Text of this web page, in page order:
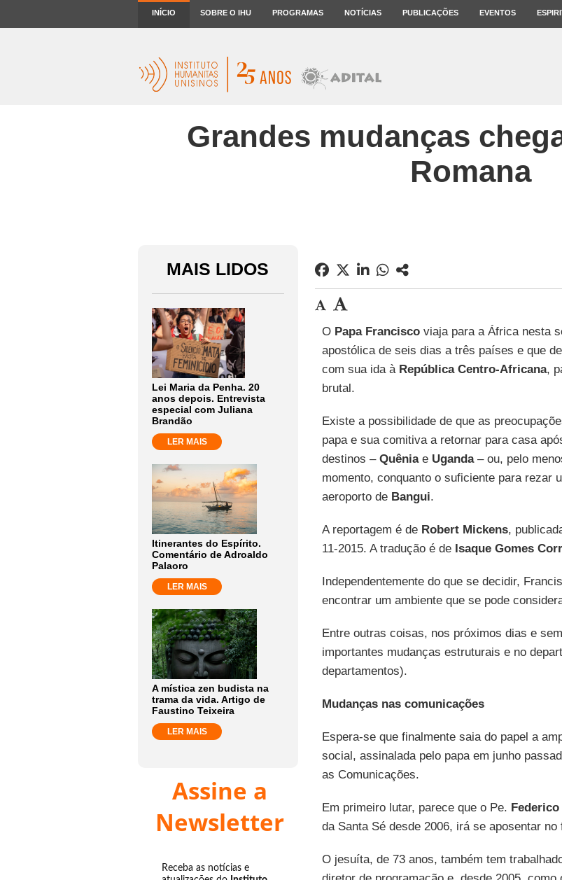
INÍCIO SOBRE O IHU PROGRAMAS NOTÍCIAS PUBLICAÇÕES EVENTOS
Grandes mudanças
Romana
MAIS LIDOS
Lei Maria da Penha. 20
anos depois. Entrevista
especial com Juliana
Brandão
LER MAIS
Itinerantes do Espírito.
Comentário de Adroaldo
Palaoro
LER MAIS
A mística zen budista na
trama da vida. Artigo de
Faustino Teixeira
LER MAIS
Assine a
Newsletter
Receba as notícias e
O Papa Franciscoviaja para a África nesta
apostólica de seis dias a três países e que
com sua ida à República Centro-Africana,
brutal.
Existe a possibilidade de que as
papa e sua comitiva a retornar para casa
destinos – Quêniae Uganda– ou, pelo
momento, conquanto o suficiente para rezar
aeroporto de Bangui.
A reportagem é de Robert Mickens,
11-2015. A tradução é de Isaque Gomes
Independentemente do que se decidir,
encontrar um ambiente que se pode
Entre outras coisas, nos próximos dias e
importantes mudanças estruturais e no
departamentos).
Mudanças nas comunicações
Espera-se que finalmente saia do papel a
social, assinalada pelo papa em junho
as Comunicações.
Em primeiro lutar, parece que o Pe.
da Santa Sé desde 2006, irá se aposentar no
O jesuíta, de 73 anos, também tem